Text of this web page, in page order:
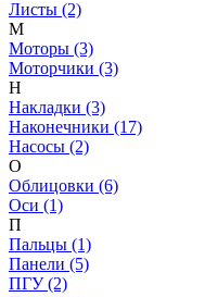
Листы (2)
М
Моторы (3)
Моторчики (3)
Н
Накладки (3)
Наконечники (17)
Насосы (2)
О
Облицовки (6)
Оси (1)
П
Пальцы (1)
Панели (5)
ПГУ (2)